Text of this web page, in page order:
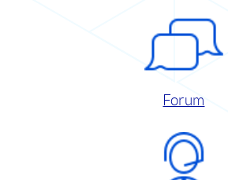
Forum